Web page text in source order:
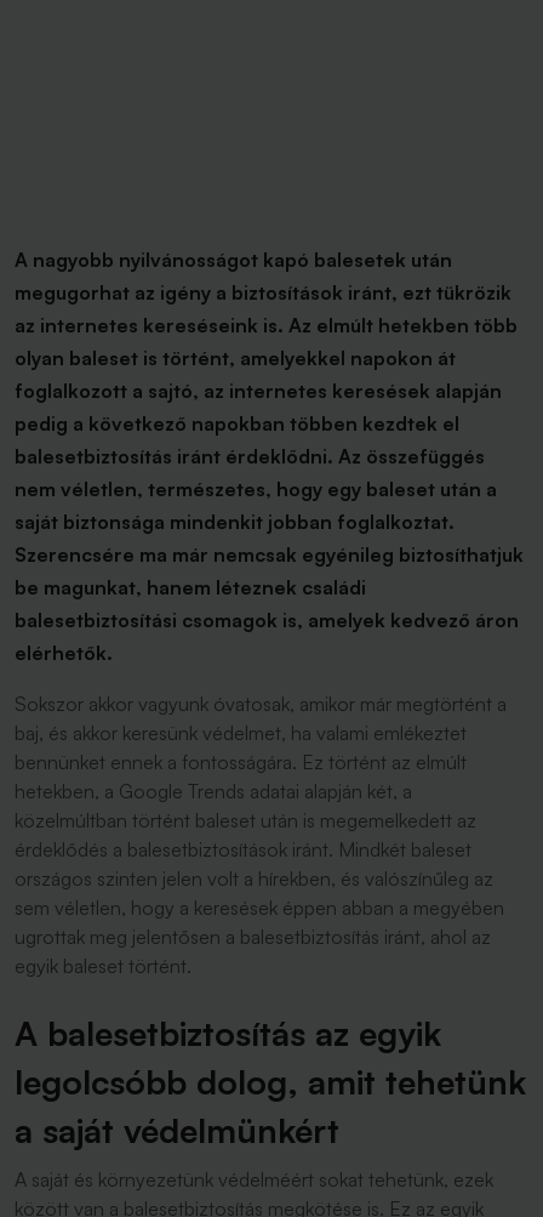
A nagyobb nyilvánosságot kapó balesetek után
megugorhat az igény a biztosítások iránt, ezt tükrözik
az internetes kereséseink is. Az elmúlt hetekben több
olyan baleset is történt, amelyekkel napokon át
foglalkozott a sajtó, az internetes keresések alapján
pedig a következő napokban többen kezdtek el
balesetbiztosítás iránt érdeklődni. Az összefüggés
nem véletlen, természetes, hogy egy baleset után a
saját biztonsága mindenkit jobban foglalkoztat.
Szerencsére ma már nemcsak egyénileg biztosíthatjuk
be magunkat, hanem léteznek családi
balesetbiztosítási csomagok is, amelyek kedvező áron
elérhetők.
Sokszor akkor vagyunk óvatosak, amikor már megtörtént a
baj, és akkor keresünk védelmet, ha valami emlékeztet
bennünket ennek a fontosságára. Ez történt az elmúlt
hetekben, a Google Trends adatai alapján két, a
közelmúltban történt baleset után is megemelkedett az
érdeklődés a balesetbiztosítások iránt. Mindkét baleset
országos szinten jelen volt a hírekben, és valószínűleg az
sem véletlen, hogy a keresések éppen abban a megyében
ugrottak meg jelentősen a balesetbiztosítás iránt, ahol az
egyik baleset történt.
A balesetbiztosítás az egyik
legolcsóbb dolog, amit tehetünk
a saját védelmünkért
A saját és környezetünk védelméért sokat tehetünk, ezek
között van a balesetbiztosítás megkötése is. Ez az egyik